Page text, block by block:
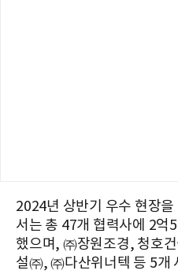
2024년 상반기 우수 현장
서는 총 47개 협력사에 2억
했으며, ㈜장원조경, 청호
설㈜, ㈜다산위너텍 등 5개